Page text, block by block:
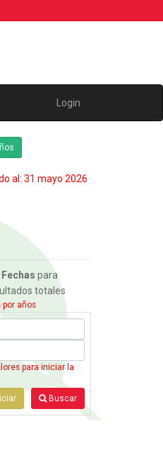
Login
al: 31 mayo 2026
para
totales
años
para iniciar la
Buscar